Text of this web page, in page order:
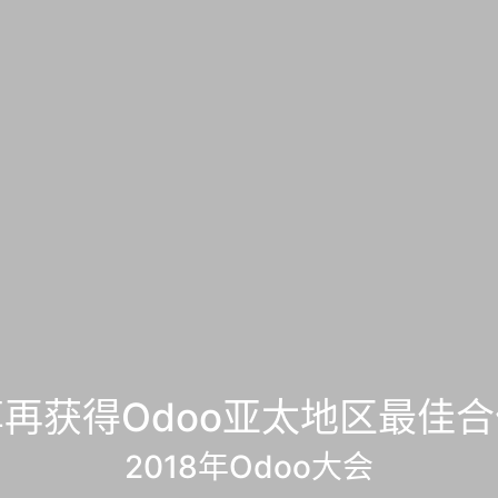
获得Odoo亚太地区最佳合
2018年Odoo大会